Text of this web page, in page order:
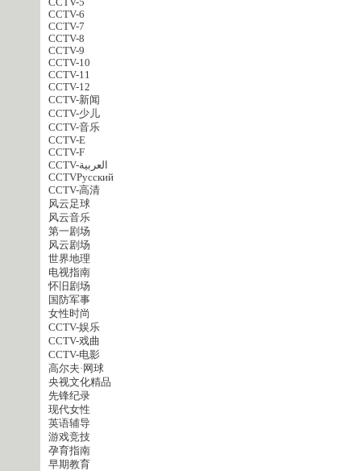
CCTV-6
CCTV-7
CCTV-8
CCTV-9
CCTV-10
CCTV-11
CCTV-12
CCTV-新闻
CCTV-少儿
CCTV-音乐
CCTV-E
CCTV-F
CCTV-العربية
CCTVPусский
CCTV-高清
风云足球
风云音乐
第一剧场
风云剧场
世界地理
电视指南
怀旧剧场
国防军事
女性时尚
CCTV-娱乐
CCTV-戏曲
CCTV-电影
高尔夫·网球
央视文化精品
先锋纪录
现代女性
英语辅导
游戏竞技
孕育指南
早期教育